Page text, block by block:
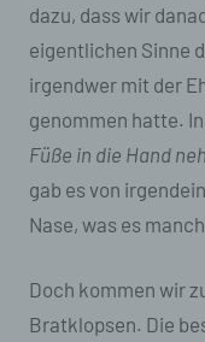
dazu, dass wir
eigentlichen Sinne
irgendwer mit der
genommen hatte.
Füße in die Hand
gab es von
Nase, was es
Doch kommen wir
Bratklopsen. Die